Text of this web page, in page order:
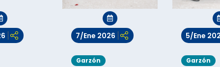
7/Ene 2026
Garzón
5/Ene
Garzón